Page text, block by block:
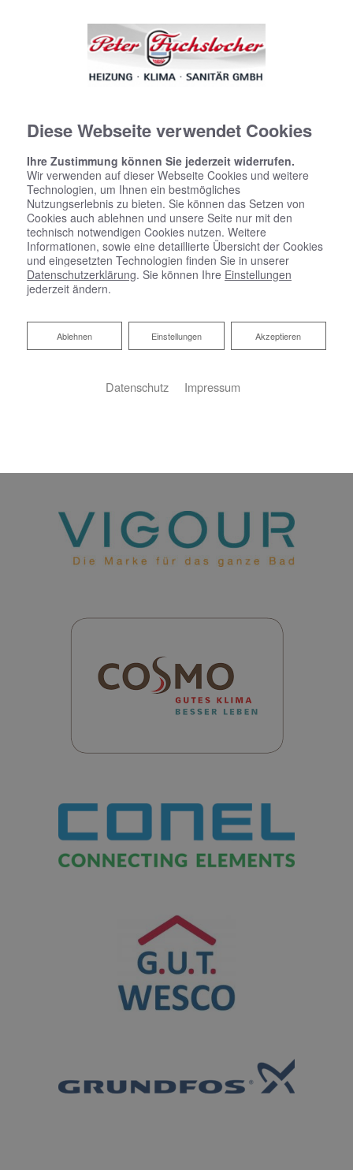
Unsere Partner
Diese Webseite verwendet Cookies
Ihre Zustimmung können Sie jederzeit widerrufen.
Wir verwenden auf dieser Webseite Cookies und weitere
Technologien, um Ihnen ein bestmögliches
Nutzungserlebnis zu bieten. Sie können das Setzen von
Cookies auch ablehnen und unsere Seite nur mit den
technisch notwendigen Cookies nutzen. Weitere
Informationen, sowie eine detaillierte Übersicht der Cookies
und eingesetzten Technologien finden Sie in unserer
Datenschutzerklärung. Sie können Ihre Einstellungen
jederzeit ändern.
Akzeptieren
Einstellungen
Ablehnen
Ablehnen
Datenschutz Impressum